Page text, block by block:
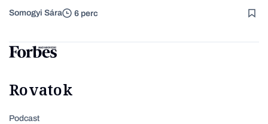
Somogyi Sára 6 perc
Rovatok
Podcast